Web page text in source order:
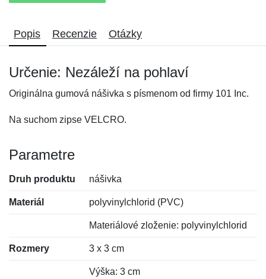
Popis Recenzie Otázky
Určenie: Nezáleží na pohlaví
Originálna gumová nášivka s písmenom od firmy 101 Inc.
Na suchom zipse VELCRO.
Parametre
Druh produktu nášivka
Materiál polyvinylchlorid (PVC)
Materiálové zloženie: polyvinylchlorid
Rozmery 3 x 3 cm
Výška: 3 cm